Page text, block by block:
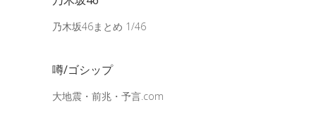
乃木坂46まとめ 1/46
噂/ゴシップ
大地震・前兆・予言.com